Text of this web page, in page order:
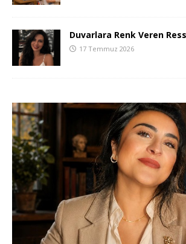
Duvarlara Renk Veren
17 Temmuz 2026